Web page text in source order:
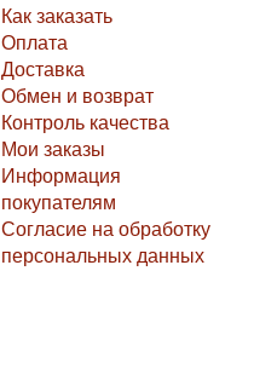
Как заказать
Оплата
Доставка
Обмен и возврат
Контроль качества
Мои заказы
Информация
покупателям
Согласие на обработку
персональных данных